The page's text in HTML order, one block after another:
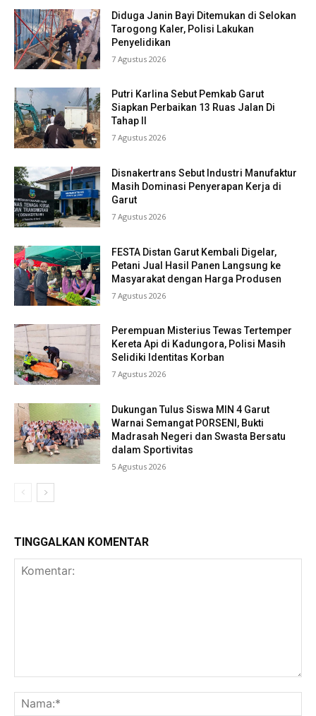
Diduga Janin Bayi Ditemukan di Selokan
Tarogong Kaler, Polisi Lakukan
Penyelidikan
7 Agustus 2026
Putri Karlina Sebut Pemkab Garut
Siapkan Perbaikan 13 Ruas Jalan Di
Tahap II
7 Agustus 2026
Disnakertrans Sebut Industri Manufaktur
Masih Dominasi Penyerapan Kerja di
Garut
7 Agustus 2026
FESTA Distan Garut Kembali Digelar,
Petani Jual Hasil Panen Langsung ke
Masyarakat dengan Harga Produsen
7 Agustus 2026
Perempuan Misterius Tewas Tertemper
Kereta Api di Kadungora, Polisi Masih
Selidiki Identitas Korban
7 Agustus 2026
Dukungan Tulus Siswa MIN 4 Garut
Warnai Semangat PORSENI, Bukti
Madrasah Negeri dan Swasta Bersatu
dalam Sportivitas
5 Agustus 2026
TINGGALKAN KOMENTAR